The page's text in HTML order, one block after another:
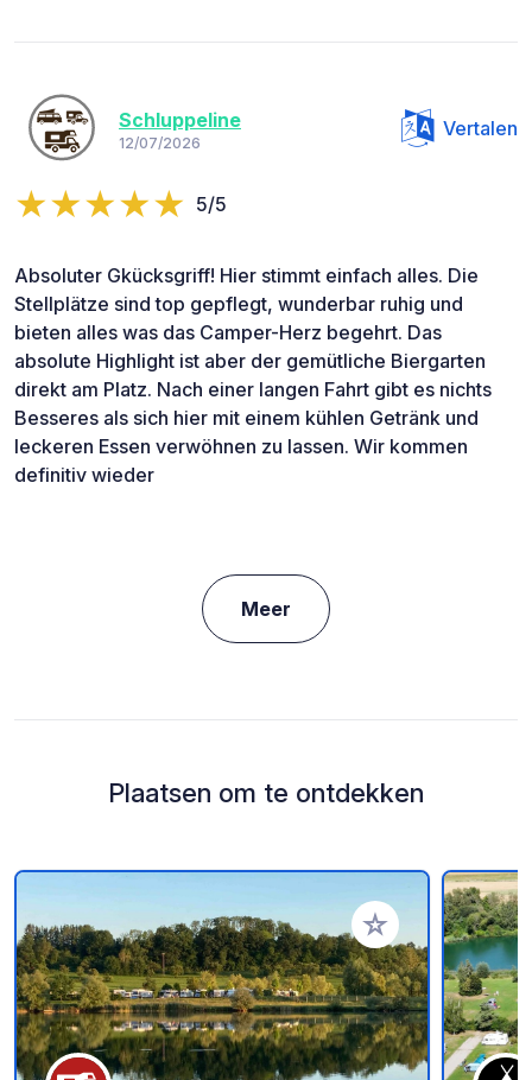
Schluppeline
12/07/2026
Vertalen
5/5
Absoluter Gkücksgriff! Hier stimmt einfach alles. Die
Stellplätze sind top gepflegt, wunderbar ruhig und
bieten alles was das Camper-Herz begehrt. Das
absolute Highlight ist aber der gemütliche Biergarten
direkt am Platz. Nach einer langen Fahrt gibt es nichts
Besseres als sich hier mit einem kühlen Getränk und
leckeren Essen verwöhnen zu lassen. Wir kommen
definitiv wieder
Meer
Plaatsen om te ontdekken
Voeg toe aan je